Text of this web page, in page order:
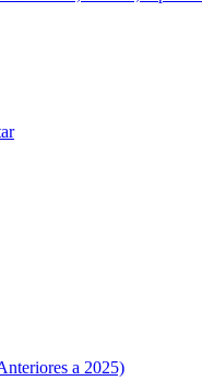
a 2025)